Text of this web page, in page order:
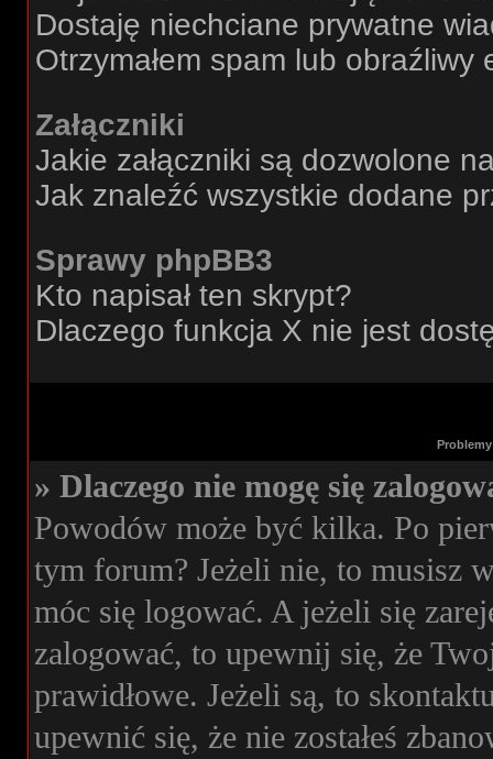
Dostaję niechciane prywatne
Otrzymałem spam lub
Załączniki
Jakie załączniki są dozwolone
Jak znaleźć wszystkie dodane
Sprawy phpBB3
Kto napisał ten skrypt?
Dlaczego funkcja X nie jest
» Dlaczego nie mogę się
Powodów może być kilka. Po
tym forum? Jeżeli nie, to musisz
móc się logować. A jeżeli się
zalogować, to upewnij się, że
prawidłowe. Jeżeli są, to
upewnić się, że nie zostałeś